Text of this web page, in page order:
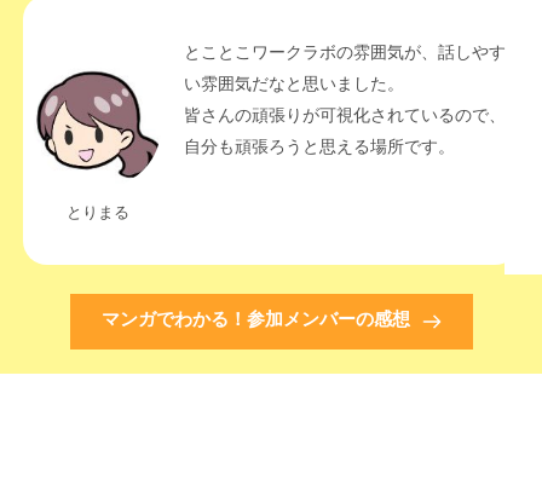
とりまる
とことこワークラボの雰囲気が、話しやす
い雰囲気だなと思いました。
皆さんの頑張りが可視化されているので、
自分も頑張ろう と思える場所です。
マンガでわかる！参加メンバーの感想